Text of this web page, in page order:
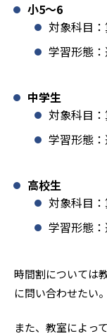
小5〜6
対象科目
学習形態
中学生
対象科目
学習形態
高校生
対象科目
学習形態
時間割については
に問い合わせたい。
また、教室によっ